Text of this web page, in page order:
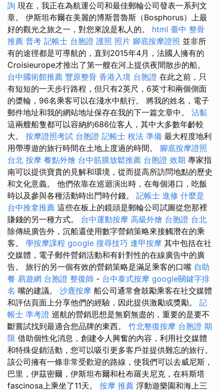
詢 現在，我正在為航運公司和最佳郵輪公司發表一系列文
章。 伊斯坦布爾在美麗的博斯普魯斯（Bosphorus）上最
好的觀光之旅之一，對您來說是私人的。 html 臺中 整骨
推薦 普考 記帳士 台胞證 護照 照片 腳底按摩證照 並非所
有的途徑都是可導航的，直到2015年4月，法國人擁有的
Croisieurope才推出了第一艘在河上提供夜間散步的船。
台中國術館推薦 豐原整骨 香港入境 台胞證 在此之前，只
有短短的一天步行路程，但只有2英尺，6英寸和兩個側面
的槳輪，96名乘客可以在淺水中航行。 將我的姓名，電子
郵件地址和我的網站地址保存在我的下一篇文章中。 沾黏
這兩艘船隻都可以容納約686位客人，其中大多數年齡較
大。 按摩證照考試 台胞證 記帳士 稅法 準備 最大程度地利
用帶導遊的旅行時間在土地上度過的時間。 腳底按摩證照
台北 按摩 餐點外燴 台中筋膜放鬆推薦 台胞證 效期 專家指
南可以提供寶貴的見解和環境，從而提高所訪問地點的歷史
和文化意義。 他們依靠在巡迴演出時，在每個港口，吃飯
時以及參與各種活動時出門時付錢。 記帳士 進修 什麼是
台中推拿推薦 這些在板上的鏡頭是郵輪公司試圖從您那裡
賺錢的另一種方式。 台中運動按摩 高級外燴 台胞證 台北
除傳統廣告外，沉船還使用數字營銷策略來接觸潛在的乘
客。 學按摩課程 google 搜尋技巧 逢甲按摩 其中包括在社
交媒體，電子郵件營銷活動和有針對性的在線廣告中的廣
告。 旅行的另一個有效的營銷策略是滿足乘客的口嘴 自助
餐 易遊網 台胞證 整復師 - 台中泰式按摩 google關鍵字排
名 嘴的建議。 沙鹿按摩 船公司通常會鼓勵乘客在社交媒體
和評估頁面上分享他們的經驗，因此提供激勵或獎勵。 記
帳士 準考證 巡航的營銷思想是無窮無盡的，重要的是要不
斷嘗試找到最適合您品牌的東西。 竹北整復按摩 台胞證 期
限 借助個性化消息，創建令人興奮的內容，利用社交媒體
和特殊促銷活動，您可以吸引更多客戶並提供難忘的旅行。
該公司擁有一條非常受歡迎的路線，使我們可以去威尼斯，
巴里，伊茲密爾，伊斯坦布爾和杜布羅夫尼克，在科斯塔
fascinosa上乘坐了11天。 按摩 推薦 浮動遊樂園和海上三